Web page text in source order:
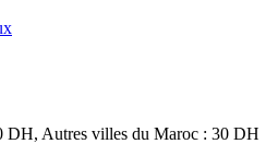
DH, Autres villes du Maroc : 30 DH